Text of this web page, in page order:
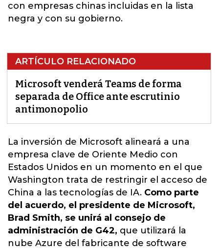
con empresas chinas incluidas en la lista
negra y con su gobierno.
ARTÍCULO RELACIONADO
Microsoft venderá Teams de forma
separada de Office ante escrutinio
antimonopolio
La inversión de Microsoft alineará a una
empresa clave de Oriente Medio con
Estados Unidos en un momento en el que
Washington trata de restringir el acceso de
China a las tecnologías de IA. Como parte
del acuerdo, el presidente de Microsoft,
Brad Smith, se unirá al consejo de
administración de G42, que utilizará la
nube Azure del fabricante de software